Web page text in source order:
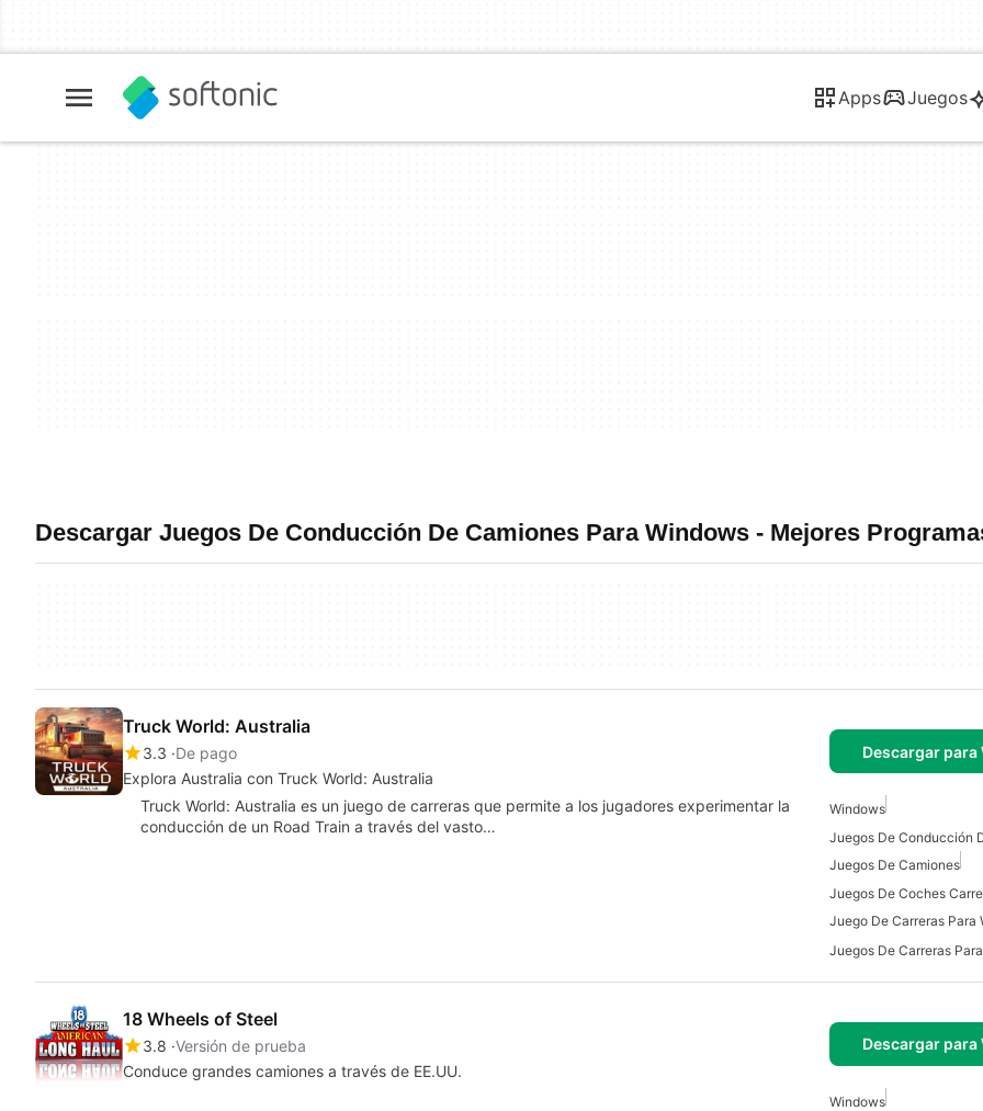
Apps Juegos
Descargar Juegos De Conducción De Camiones Para Windows - Mejores
Truck World: Australia
3.3 De pago
Explora Australia con Truck World: Australia
Descargar
Truck World: Australia es un juego de carreras que permite a los jugadores experimentar la
conducción de un Road Train a través del vasto…
Windows
Juegos De Conducción
Juegos De Camiones
Juego De Carreras Para
Juegos De Carreras
18 Wheels of Steel
3.8 Versión de prueba
Conduce grandes camiones a través de EE.UU.
Descargar
Windows